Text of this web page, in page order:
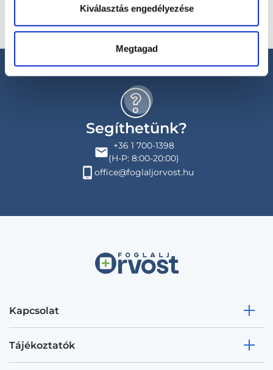
Kiválasztás engedélyezése
Megtagad
Segíthetünk?
+36 1 700-1398
(H-P: 8:00-20:00)
office@foglaljorvost.hu
Kapcsolat
Tájékoztatók